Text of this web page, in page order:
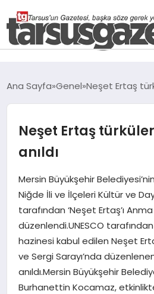
SPOR
ASAYIŞ
SIYASET
EKONOMI
MERSIN
Ana Sayfa Genel Neşet Ertaş
Neşet Ertaş
anıldı
Mersin Büyükşehir
Niğde İli ve İlçeleri Kültür ve
tarafından ‘Neşet Ertaş’ı
düzenlendi.UNESCO
hazinesi kabul edilen Neşet
ve Sergi Sarayı’nda
anıldı.Mersin Büyükşehir
Burhanettin Kocamaz,